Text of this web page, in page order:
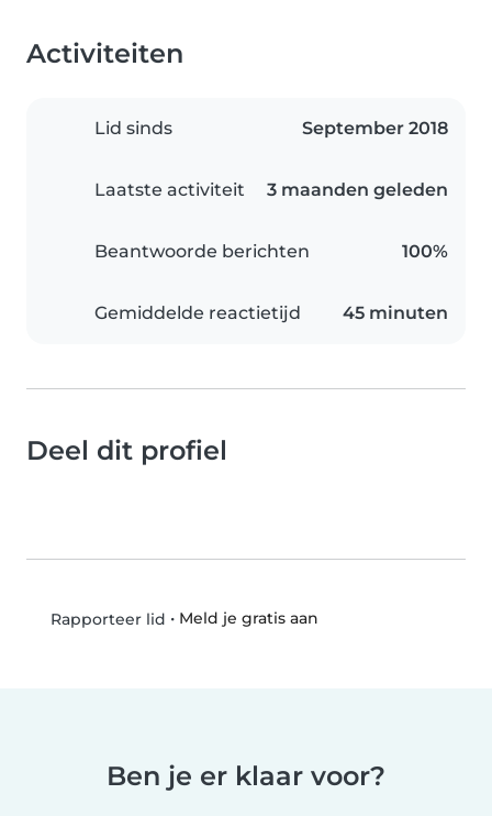
Activiteiten
Lid sinds September 2018
Laatste activiteit 3 maanden geleden
Beantwoorde berichten 100%
Gemiddelde reactietijd 45 minuten
Deel dit profiel
Rapporteer lid • Meld je gratis aan
Ben je er klaar voor?